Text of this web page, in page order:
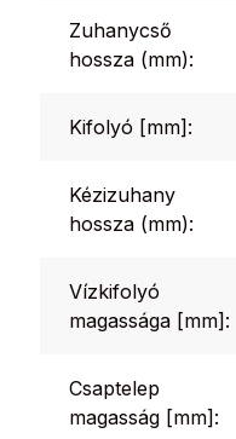
Zuhanycső
hossza (mm):
Kifolyó [mm]:
Kézizuhany
hossza (mm):
Vízkifolyó
magassága [mm]:
Csaptelep
magasság [mm]: